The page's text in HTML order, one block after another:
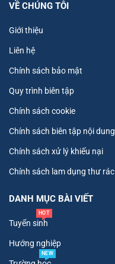
VỀ CHÚNG TÔI
Giới thiệu
Liên hệ
Chính sách bảo mật
Quy trình biên tập
Chính sách cookie
Chính sách biên tập nội dung
Chính sách xử lý khiếu nại
Chính sách lam dụng thư rác
DANH MỤC BÀI VIẾT
Tuyển sinh
HOT
Hướng nghiệp
NEW